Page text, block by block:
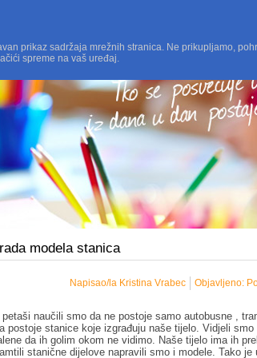
modela stanica
Objavljeno:
Napisao/la Kristina Vrabec
petaši naučili smo da ne postoje samo autobusne ,
postoje stanice koje izgrađuju naše tijelo. Vidjeli
da ih golim okom ne vidimo. Naše tijelo ima ih
stanične dijelove napravili smo i modele. Tako je
prikaz sadržaja mrežnih stranica. Ne prikupljamo,
spreme na vaš uređaj.